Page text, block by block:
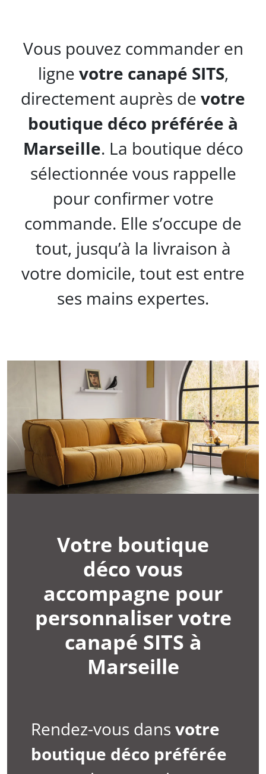
Vous pouvez commander en
ligne votre canapé SITS,
directement auprès de votre
boutique déco préférée à
Marseille. La boutique déco
sélectionnée vous rappelle
pour confirmer votre
commande. Elle s’occupe de
tout, jusqu’à la livraison à
votre domicile, tout est entre
ses mains expertes.
Votre boutique
déco vous
accompagne pour
personnaliser votre
canapé SITS à
Marseille
Rendez-vous dans votre
boutique déco préférée